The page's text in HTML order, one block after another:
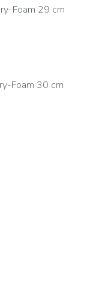
Foam 29 cm
Foam 30 cm